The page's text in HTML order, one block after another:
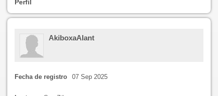
Perfil
AkiboxaAlant
Fecha de registro 07 Sep 2025